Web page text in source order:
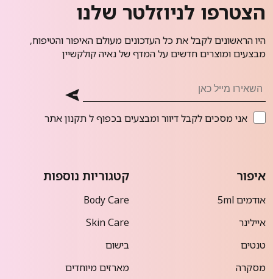
הצטרפו לניוזלטר שלנו
היו הראשונים לקבל את כל העדכונים מעולם האיפור והטיפוח,
מבצעים ומוצרים חדשים על המדף של נאיה קולקשיין
אני מסכים לקבל דיוור ומבצעים בכפוף לתקנון אתר
איפור
אודמים 5ml
איילינר
טנטים
מסקרה
קטגוריות נוספות
Body Care
Skin Care
בישום
מארזים מיוחדים